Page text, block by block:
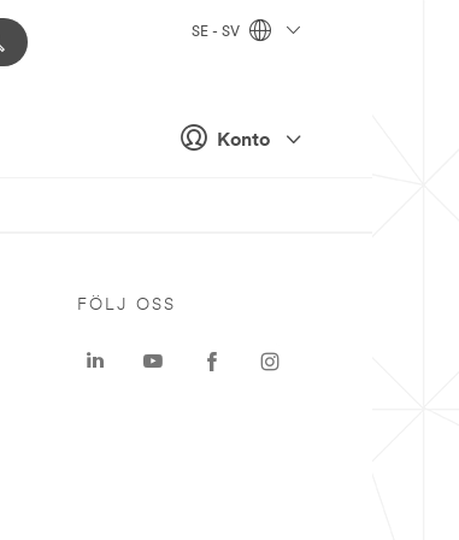
Konto
SE - SV
FÖLJ OSS